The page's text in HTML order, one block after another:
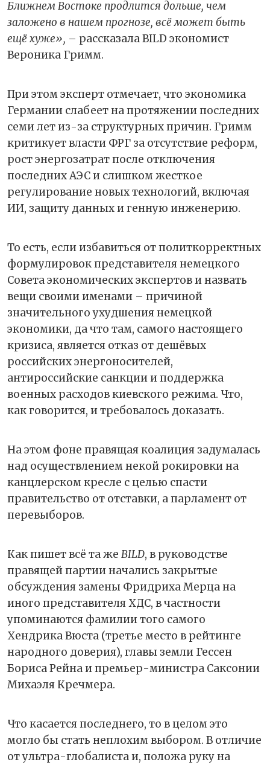
Ближнем Востоке продлится дольше, чем
заложено в нашем прогнозе, всё может быть
ещё хуже», – рассказала BILD экономист
Вероника Гримм.
При этом эксперт отмечает, что экономика
Германии слабеет на протяжении последних
семи лет из-за структурных причин. Гримм
критикует власти ФРГ за отсутствие реформ,
рост энергозатрат после отключения
последних АЭС и слишком жесткое
регулирование новых технологий, включая
ИИ, защиту данных и генную инженерию.
То есть, если избавиться от политкорректных
формулировок представителя немецкого
Совета экономических экспертов и назвать
вещи своими именами – причиной
значительного ухудшения немецкой
экономики, да что там, самого настоящего
кризиса, является отказ от дешёвых
российских энергоносителей,
антироссийские санкции и поддержка
военных расходов киевского режима. Что,
как говорится, и требовалось доказать.
На этом фоне правящая коалиция задумалась
над осуществлением некой рокировки на
канцлерском кресле с целью спасти
правительство от отставки, а парламент от
перевыборов.
Как пишет всё та же BILD, в руководстве
правящей партии начались закрытые
обсуждения замены Фридриха Мерца на
иного представителя ХДС, в частности
упоминаются фамилии того самого
Хендрика Вюста (третье место в рейтинге
народного доверия), главы земли Гессен
Бориса Рейна и премьер-министра Саксонии
Михаэля Кречмера.
Что касается последнего, то в целом это
могло бы стать неплохим выбором. В отличие
от ультра-глобалиста и, положа руку на